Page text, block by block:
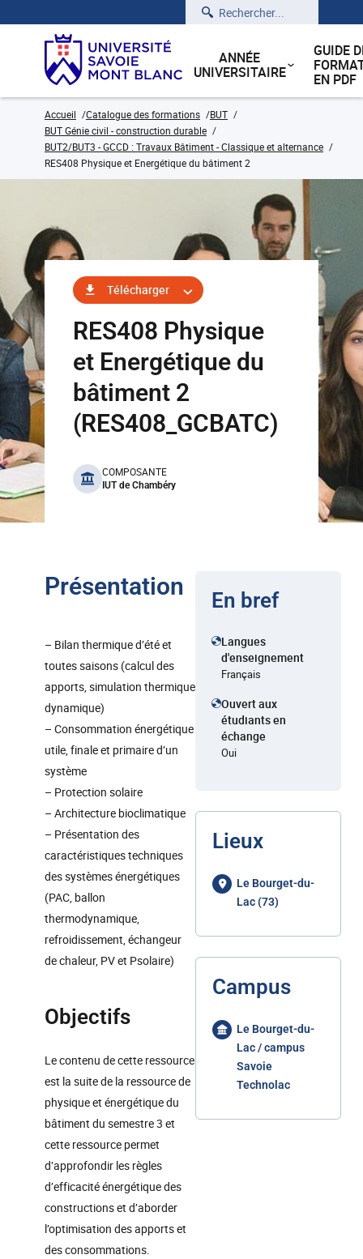
Rechercher
ANNÉE
UNIVERSITAIRE
GUIDE
EN PDF
Accueil Catalogue des formations
BUT
BUT Génie civil - construction durable
BUT2/BUT3 - GCCD : Travaux Bâtiment - Classique et alternance
RES408 Physique et Energétique du bâtiment 2
Télécharger
RES408 Physique
et Energétique du
bâtiment 2
(RES408_GCBATC)
benefits
COMPOSANTE
IUT de Chambéry
Présentation
– Bilan thermique d’été et
toutes saisons (calcul des
apports, simulation thermique
dynamique)
– Consommation énergétique
utile, finale et primaire d’un
système
– Protection solaire
– Architecture bioclimatique
– Présentation des
caractéristiques techniques
des systèmes énergétiques
(PAC, ballon
thermodynamique,
refroidissement, échangeur
de chaleur, PV et Psolaire)
Objectifs
Le contenu de cette ressource
est la suite de la ressource de
physique et énergétique du
bâtiment du semestre 3 et
cette ressource permet
d’approfondir les règles
d’efficacité énergétique des
constructions et d’aborder
l’optimisation des apports et
des consommations.
En bref
Langues
d'enseignement
Français
Ouvert aux
étudiants en
échange
Oui
Lieux
Le Bourget-du-
Lac (73)
Campus
Le Bourget-du-
Lac / campus
Savoie
Technolac